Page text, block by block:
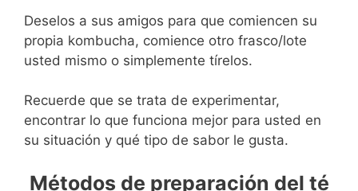
Deselos a sus amigos para que comiencen su
propia kombucha, comience otro frasco/lote
usted mismo o simplemente tírelos.
Recuerde que se trata de experimentar,
encontrar lo que funciona mejor para usted en
su situación y qué tipo de sabor le gusta.
Métodos de preparación del té